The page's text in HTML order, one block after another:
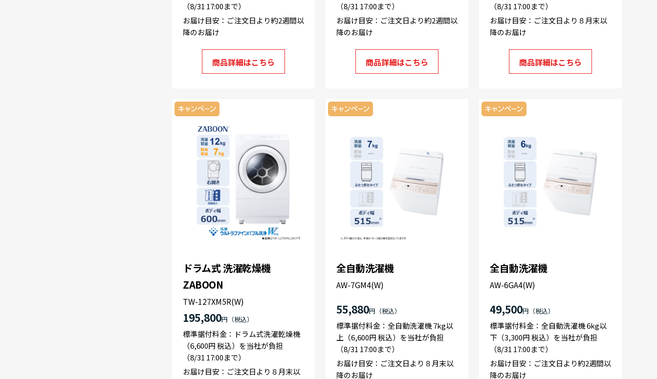
（8/31 17:00まで）
お届け目安：ご注文日より約2週間以
降のお届け
商品詳細はこちら
（8/31 17:00まで）
お届け目安：ご注文日より約2週間以
降のお届け
商品詳細はこちら
（8/31 17:00まで）
お届け目安：ご注文日より８月末以
降のお届け
商品詳細はこちら
ドラム式 洗濯乾燥機
ZABOON
TW-127XM5R(W)
195,800円
標準据付料金：ドラム式洗濯乾燥機
（6,600円 税込）を当社が負担
（8/31 17:00まで）
お届け目安：ご注文日より８月末以
全自動洗濯機
AW-7GM4(W)
55,880円
標準据付料金：全自動洗濯機 7kg以
上（6,600円 税込）を当社が負担
（8/31 17:00まで）
お届け目安：ご注文日より８月末以
降のお届け
全自動洗濯機
AW-6GA4(W)
49,500円
標準据付料金：全自動洗濯機 6kg以
下（3,300円 税込）を当社が負担
（8/31 17:00まで）
お届け目安：ご注文日より約2週間以
降のお届け